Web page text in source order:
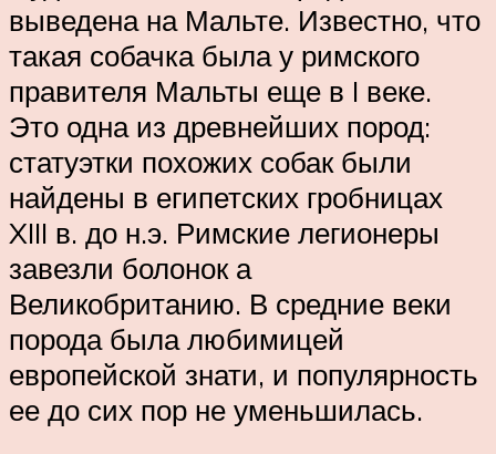
выведена на Мальте. Известно, что
такая собачка была у римского
правителя Мальты еще в I веке.
Это одна из древнейших пород:
статуэтки похожих собак были
найдены в египетских гробницах
XIII в. до н.э. Римские легионеры
завезли болонок а
Великобританию. В средние веки
порода была любимицей
европейской знати, и популярность
ее до сих пор не уменьшилась.